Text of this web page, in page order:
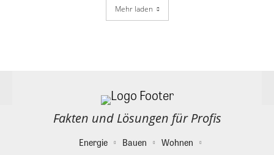
Mehr laden
Fakten und Lösungen für Profis
Energie Bauen
Wohnen